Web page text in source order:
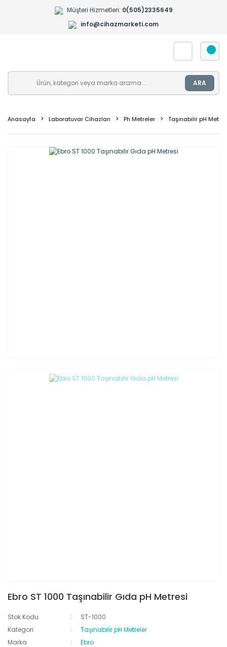
Müşteri Hizmetleri: 0(505)2335649
info@cihazmarketi.com
ARA
Anasayfa Laboratuvar Cihazları Ph Metreler Taşınabilir pH
Ebro ST 1000 Taşınabilir Gıda pH Metresi
Stok Kodu
ST-1000
Kategori
Taşınabilir pH Metreler
Marka
Ebro